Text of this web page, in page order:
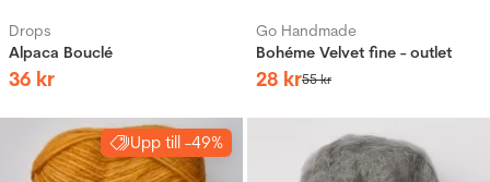
Drops
Alpaca Bouclé
36 kr
Go Handmade
Bohéme Velvet fine - outlet
28 kr55kr
Upp till -49%